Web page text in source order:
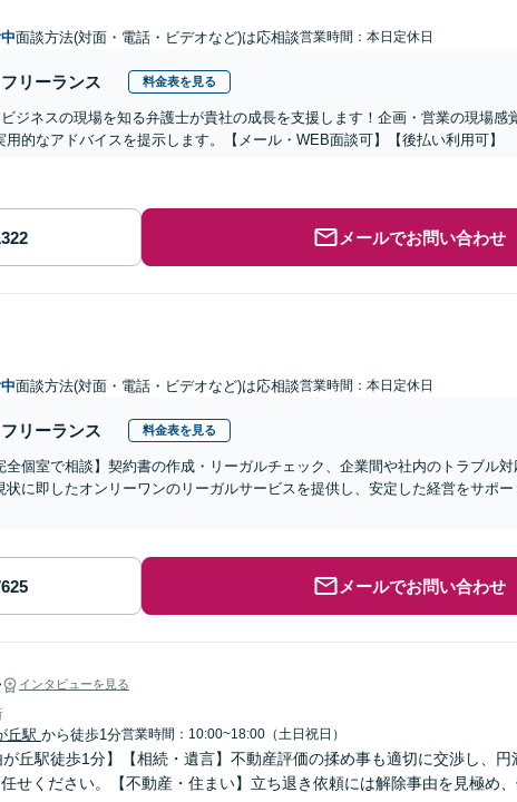
面談方法(対面・電話・ビデオなど)は応相談営業時間：本日定休日
リーランス 料金表を見る
ビジネスの現場を知る弁護士が貴社の成長を支援します！企画・営業の現場感
的なアドバイスを提示します。【メール・WEB面談可】【後払い利用可】
メールでお問い合わせ
面談方法(対面・電話・ビデオなど)は応相談営業時間：本日定休日
リーランス 料金表を見る
全個室で相談】契約書の作成・リーガルチェック、企業間や社内のトラブル
に即したオンリーワンのリーガルサービスを提供し、安定した経営をサポー
メールでお問い合わせ
インタビューを見る
丘駅 から徒歩1分営業時間：10:00~18:00（土日祝日）
が丘駅徒歩1分】【相続・遺言】不動産評価の揉め事も適切に交渉し、円
せください。【不動産・住まい】立ち退き依頼には解除事由を見極め